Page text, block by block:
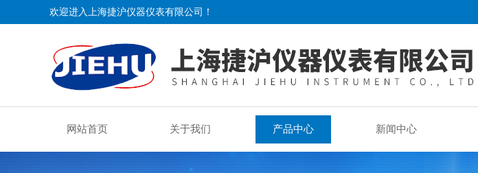
欢迎进入上海捷沪仪器仪表有限公司！
网站首页 关于我们 产品中心 新闻中心